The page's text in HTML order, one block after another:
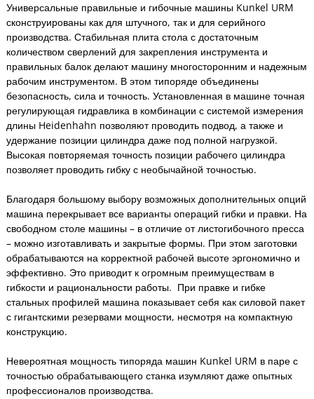
Универсальные правильные и гибочные машины Kunkel URM
сконструированы как для штучного, так и для серийного
производства. Стабильная плита стола с достаточным
количеством сверлений для закрепления инструмента и
правильных балок делают машину многосторонним и надежным
рабочим инструментом. В этом типоряде объединены
безопасность, сила и точность. Установленная в машине точная
регулирующая гидравлика в комбинации с системой измерения
длины Heidenhahn позволяют проводить подвод, а также и
удержание позиции цилиндра даже под полной нагрузкой.
Высокая повторяемая точность позиции рабочего цилиндра
позволяет проводить гибку с необычайной точностью.
Благодаря большому выбору возможных дополнительных опций
машина перекрывает все варианты операций гибки и правки. На
свободном столе машины – в отличие от листогибочного пресса
– можно изготавливать и закрытые формы. При этом заготовки
обрабатываются на корректной рабочей высоте эргономично и
эффективно. Это приводит к огромным преимуществам в
гибкости и рациональности работы. При правке и гибке
стальных профилей машина показывает себя как силовой пакет
с гигантскими резервами мощности, несмотря на компактную
конструкцию.
Невероятная мощность типоряда машин Kunkel URM в паре с
точностью обрабатывающего станка изумляют даже опытных
профессионалов производства.